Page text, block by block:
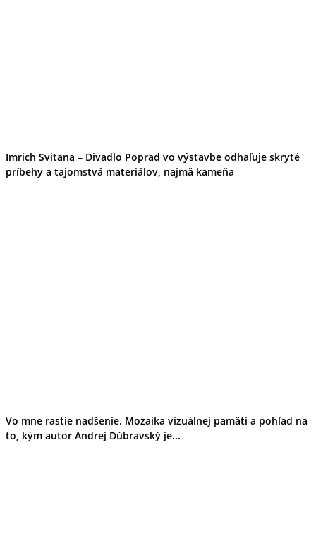
Imrich Svitana – Divadlo Poprad vo výstavbe odhaľuje skryté
príbehy a tajomstvá materiálov, najmä kameňa
Vo mne rastie nadšenie. Mozaika vizuálnej pamäti a pohľad na
to, kým autor Andrej Dúbravský je...